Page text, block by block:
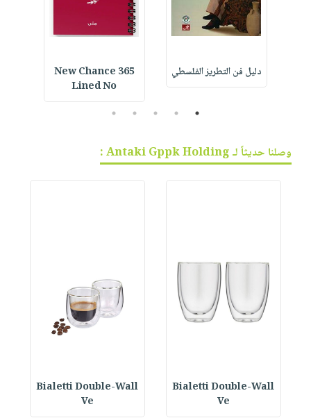
دليل فن التطريز الفلسطي
365 New Chance
Lined No
1
2
3
4
5
وصلنا حديثاً لـ Antaki Gppk Holding :
Bialetti Double-Wall
Ve
Bialetti Double-Wall
Ve